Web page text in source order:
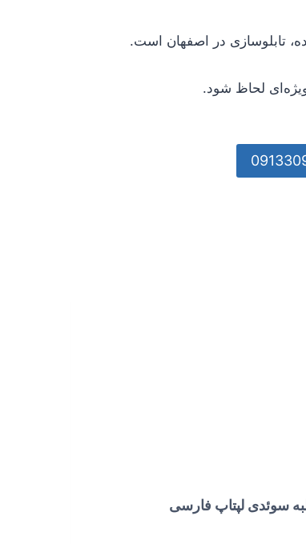
تابلوسازی در اصفهان است.
لحاظ شود.
لبه سوئدی لپتاپ فارسی